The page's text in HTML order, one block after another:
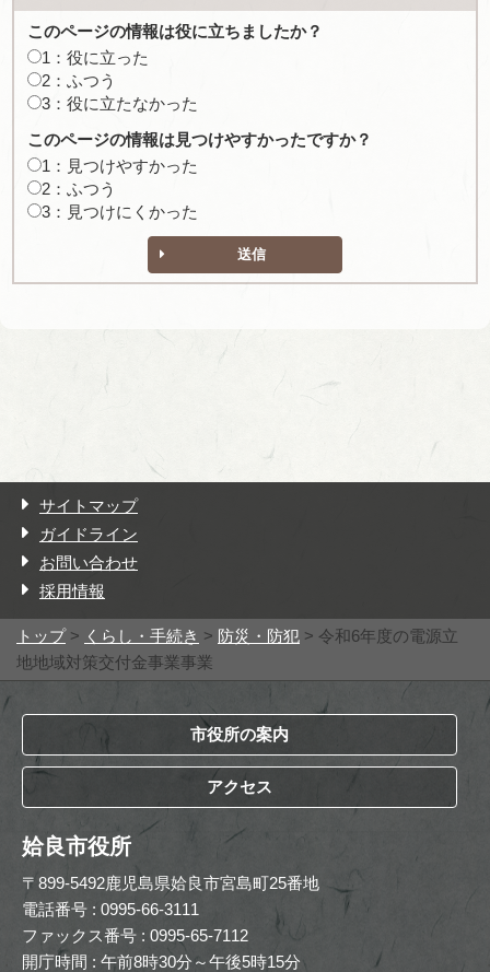
このページの情報は役に立ちましたか？
1：役に立った
2：ふつう
3：役に立たなかった
このページの情報は見つけやすかったですか？
1：見つけやすかった
2：ふつう
3：見つけにくかった
送信
サイトマップ
ガイドライン
お問い合わせ
採用情報
トップ> くらし・手続き > 防災・防犯 > 令和6年度の電源立
地地域対策交付金事業事業
市役所の案内
アクセス
姶良市役所
〒899-5492鹿児島県姶良市宮島町25番地
電話番号 : 0995-66-3111
ファックス番号 : 0995-65-7112
開庁時間 : 午前8時30分～午後5時15分